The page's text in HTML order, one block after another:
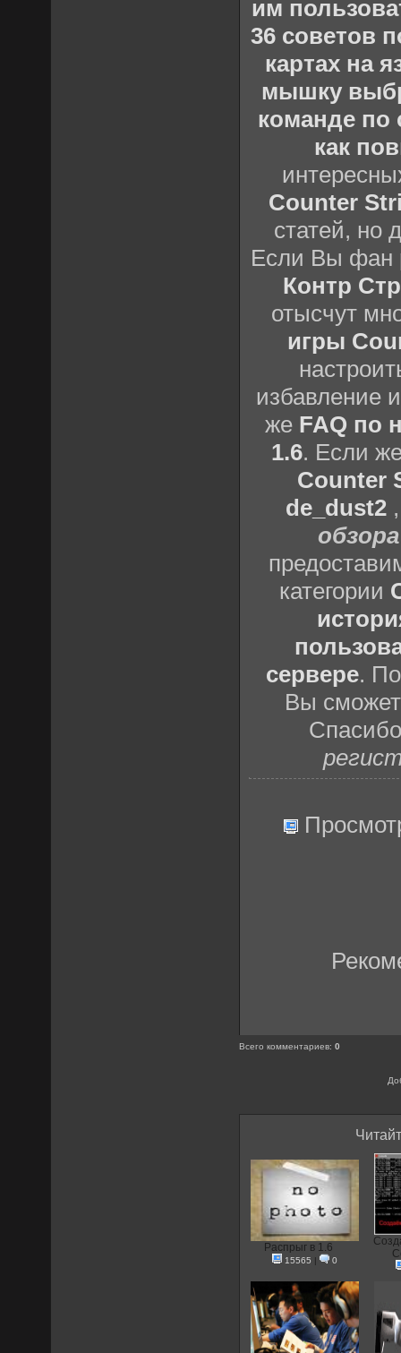
им
36 советов
картах на
мышку
команде по
как
Counter
статей, но
Если Вы фан
Контр
отысчут
игры
избавление
же FAQ по
1.6. Если
Counter
de_dust2
категории
сервере.
Вы
Всего комментариев:0
Распрыг в 1.6
15565 | 0